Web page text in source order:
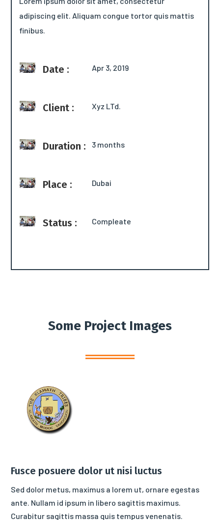
adipiscing elit. Aliquam congue tortor quis mattis
finibus.
Date : Apr 3, 2019
Client : Xyz LTd.
Duration : 3 months
Place : Dubai
Status : Compleate
Some Project Images
Fusce posuere dolor ut nisi luctus
Sed dolor metus, maximus a lorem ut, ornare egestas
ante. Nullam id ipsum in libero sagittis maximus.
Curabitur sagittis massa quis tempus venenatis.